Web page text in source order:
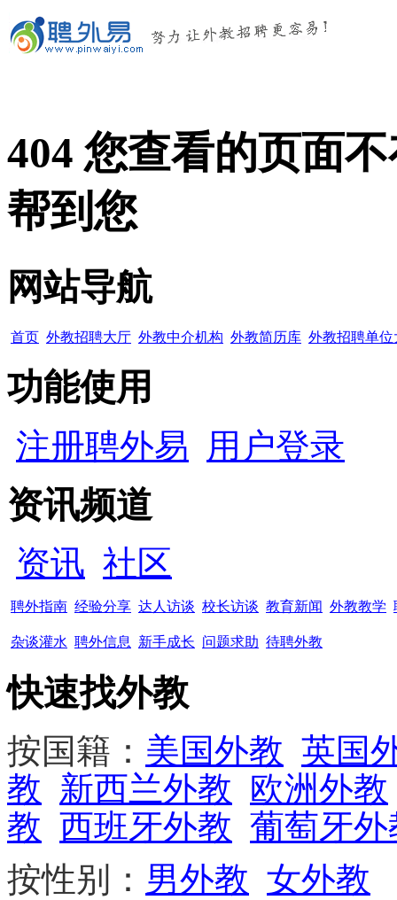
404 您查看的页面
帮到您
网站导航
首页 外教招聘大厅 外教中介机构 外教简历库 外教招聘单位
功能使用
注册聘外易 用户登录
资讯频道
资讯 社区
聘外指南 经验分享 达人访谈 校长访谈 教育新闻 外教教学
杂谈灌水 聘外信息 新手成长 问题求助 待聘外教
快速找外教
按国籍： 美国外教 英国
教 新西兰外教 欧洲外教
教 西班牙外教 葡萄牙外
按性别： 男外教 女外教